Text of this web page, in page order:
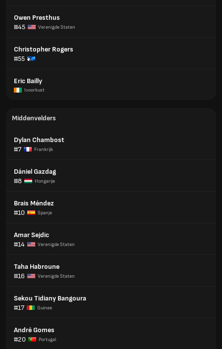
Owen Presthus
#45
Verenigde Staten
Christopher Rogers
#55
Eric Bailly
Ivoorkust
Middenvelders
Dylan Chambost
#7
Frankrijk
Dániel Gazdag
#8
Hongarije
Brais Méndez
#10
Spanje
Amar Sejdic
#14
Verenigde Staten
Taha Habroune
#16
Verenigde Staten
Sekou Tidiany Bangoura
#17
Guinee
André Gomes
#20
Portugal